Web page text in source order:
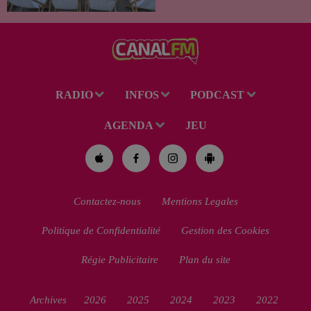
RADIO INFOS PODCAST
AGENDA JEU
Contactez-nous Mentions Legales
Politique de Confidentialité Gestion des Cookies
Régie Publicitaire Plan du site
Archives 2026 2025 2024 2023 2022